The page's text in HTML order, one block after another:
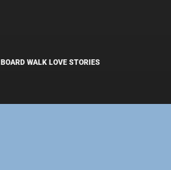
BOARD WALK LOVE STORIES